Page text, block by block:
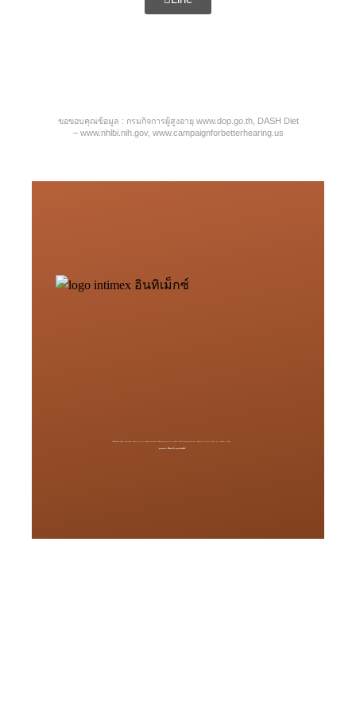
ขอขอบคุณข้อมูล : กรมกิจการผู้สูงอายุ www.dop.go.th, DASH Diet
– www.nhlbi.nih.gov, www.campaignforbetterhearing.us